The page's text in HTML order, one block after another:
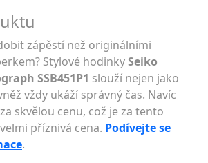
zápěstí než originálními
Stylové hodinkySeiko
SSB451P1 slouží nejen jako
vždy ukáží správný čas. Navíc
skvělou cenu, což je za tento
příznivá cena. Podívejte se
.